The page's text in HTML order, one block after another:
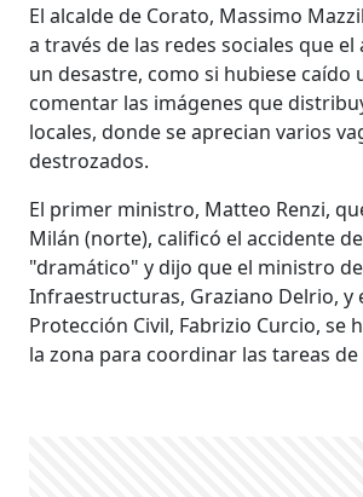
El alcalde de Corato, Massimo
a través de las redes sociales que
un desastre, como si hubiese caído
comentar las imágenes que
locales, donde se aprecian varios
destrozados.
El primer ministro, Matteo Renzi,
Milán (norte), calificó el accidente
"dramático" y dijo que el ministro de
Infraestructuras, Graziano Delrio, y
Protección Civil, Fabrizio Curcio, se
la zona para coordinar las tareas de